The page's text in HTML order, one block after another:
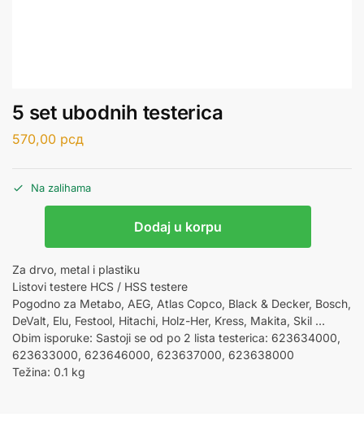
5 set ubodnih testerica
570,00 рсд
Na zalihama
Dodaj u korpu
Za drvo, metal i plastiku
Listovi testere HCS / HSS testere
Pogodno za Metabo, AEG, Atlas Copco, Black & Decker, Bosch,
DeValt, Elu, Festool, Hitachi, Holz-Her, Kress, Makita, Skil …
Obim isporuke: Sastoji se od po 2 lista testerica: 623634000,
623633000, 623646000, 623637000, 623638000
Težina: 0.1 kg